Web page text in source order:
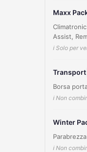
Maxx
Assist,
ℹ️ Solo per
Transport
Borsa
ℹ️ Non
Winter
ℹ️ Non